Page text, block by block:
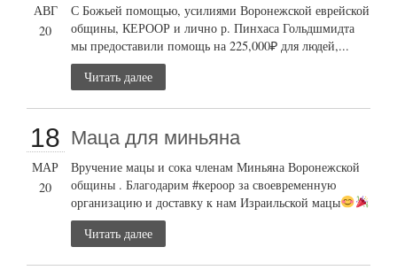
АВГ
20
С Божьей помощью, усилиями Воронежской еврейской
общины, КЕРООР и лично р. Пинхаса Гольдшмидта
мы предоставили помощь на 225,000₽ для людей,...
Читать далее
18
МАР
20
Маца для миньяна
Вручение мацы и сока членам Миньяна Воронежской
общины . Благодарим #кероор за своевременную
организацию и доставку к нам Израильской мацы
Читать далее